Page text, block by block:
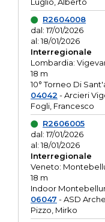
R2604008
dal: 17/01/2026
al: 18/01/2026
Interregionale
Lombardia:
18 m
10° Torneo Di
04042 - Arcieri
Fogli, Francesco
R2606005
dal: 17/01/2026
al: 18/01/2026
Interregionale
Veneto:
18 m
Indoor
06047 - ASD
Pizzo, Mirko